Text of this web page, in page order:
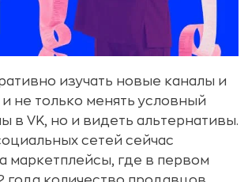
изучать новые каналы и
не только менять условный
в VK, но и видеть альтернативы.
сетей сейчас
маркетплейсы, где в первом